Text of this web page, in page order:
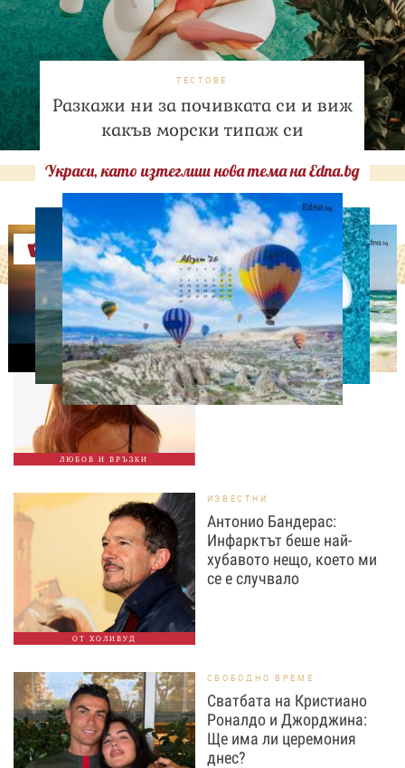
ТЕСТОВЕ
Разкажи ни за почивката си и виж
какъв морски типаж си
Украси, като изтеглиш нова тема на Edna.bg
Оферти
ЛЮБОВ И ВРЪЗКИ
ОТ МЕН ЗА МЕН
Не е нужно да заслужиш
любовта: 8 напомняния
за всяка жена
ОТ ХОЛИВУД
ИЗВЕСТНИ
Антонио Бандерас:
Инфарктът беше най-
хубавото нещо, което ми
се е случвало
СВОБОДНО ВРЕМЕ
Сватбата на Кристиано
Роналдо и Джорджина:
Ще има ли церемония
днес?